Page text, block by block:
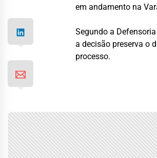
em andamento na
Segundo a
a decisão preserva o
processo.